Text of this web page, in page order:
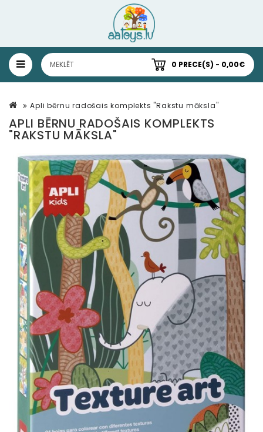
0 PRECE(S) - 0,00€
Apli bērnu radošais komplekts "Rakstu māksla"
APLI BĒRNU RADOŠAIS KOMPLEKTS
"RAKSTU MĀKSLA"